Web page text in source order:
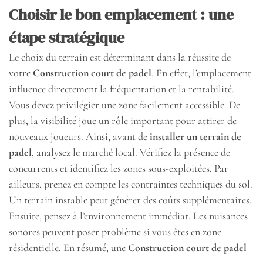
Choisir le bon emplacement : une
étape stratégique
Le choix du terrain est déterminant dans la réussite de
votre Construction court de padel. En effet, l’emplacement
influence directement la fréquentation et la rentabilité.
Vous devez privilégier une zone facilement accessible. De
plus, la visibilité joue un rôle important pour attirer de
nouveaux joueurs. Ainsi, avant deinstaller un terrain de
padel, analysez le marché local. Vérifiez la présence de
concurrents et identifiez les zones sous-exploitées. Par
ailleurs, prenez en compte les contraintes techniques du sol.
Un terrain instable peut générer des coûts supplémentaires.
Ensuite, pensez à l’environnement immédiat. Les nuisances
sonores peuvent poser problème si vous êtes en zone
résidentielle. En résumé, une Construction court de padel